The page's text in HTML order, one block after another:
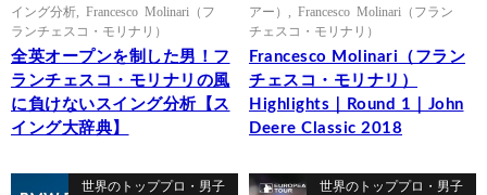
イング分析
Francesco Molinari（フ
ランチェスコ・モリナリ）
全英オープンを制した男！フ
ランチェスコ・モリナリの風
に負けないスイング分析【ス
イング大辞典】
アー）
Francesco Molinari（フラン
チェスコ・モリナリ）
Francesco Molinari（フラン
チェスコ・モリナリ）
Highlights｜Round 1｜John
Deere Classic 2018
世界のトッププロ・男子 世界のトッププロ・男子